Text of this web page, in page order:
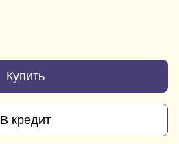
Купить
В кредит